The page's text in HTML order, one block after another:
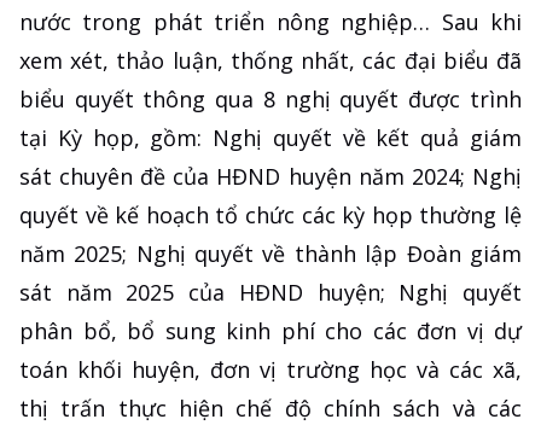
nước trong phát triển nông nghiệp… Sau khi
xem xét, thảo luận, thống nhất, các đại biểu đã
biểu quyết thông qua 8 nghị quyết được trình
tại Kỳ họp, gồm: Nghị quyết về kết quả giám
sát chuyên đề của HĐND huyện năm 2024; Nghị
quyết về kế hoạch tổ chức các kỳ họp thường lệ
năm 2025; Nghị quyết về thành lập Đoàn giám
sát năm 2025 của HĐND huyện; Nghị quyết
phân bổ, bổ sung kinh phí cho các đơn vị dự
toán khối huyện, đơn vị trường học và các xã,
thị trấn thực hiện chế độ chính sách và các